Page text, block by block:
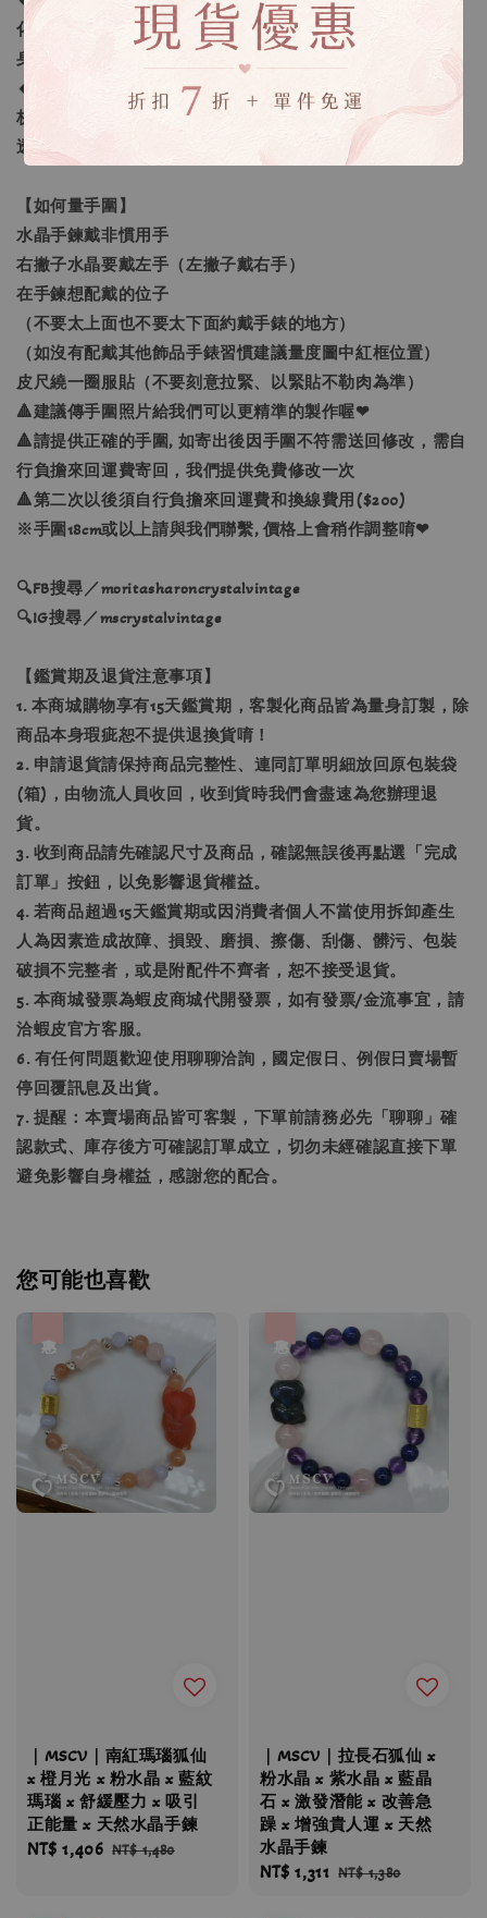
化」及「量身需求的訂做」，還有更進一步的「生命靈數量
身訂做」。
🔸生命靈數量身訂做：採預約制線上一對一諮詢，老師將解
析生命靈數讓您更了解自己，並找到需要加強的靈數空缺，
透過進一步的分析選擇真正屬於您需要的水晶喔❤
【如何量手圍】
水晶手鍊戴非慣用手
右撇子水晶要戴左手（左撇子戴右手）
在手鍊想配戴的位子
（不要太上面也不要太下面約戴手錶的地方）
（如沒有配戴其他飾品手錶習慣建議量度圖中紅框位置）
皮尺繞一圈服貼（不要刻意拉緊、以緊貼不勒肉為準）
🔺建議傳手圍照片給我們可以更精準的製作喔❤
🔺請提供正確的手圍, 如寄出後因手圍不符需送回修改，需自
行負擔來回運費寄回，我們提供免費修改一次
🔺第二次以後須自行負擔來回運費和換線費用($200)
※手圍18cm或以上請與我們聯繫, 價格上會稍作調整唷❤
🔍FB搜尋／moritasharoncrystalvintage
🔍IG搜尋／mscrystalvintage
【鑑賞期及退貨注意事項】
1. 本商城購物享有15天鑑賞期，客製化商品皆為量身訂製，除
商品本身瑕疵恕不提供退換貨唷！
2. 申請退貨請保持商品完整性、連同訂單明細放回原包裝袋
(箱)，由物流人員收回，收到貨時我們會盡速為您辦理退
貨。
3. 收到商品請先確認尺寸及商品，確認無誤後再點選「完成
訂單」按鈕，以免影響退貨權益。
4. 若商品超過15天鑑賞期或因消費者個人不當使用拆卸產生
人為因素造成故障、損毀、磨損、擦傷、刮傷、髒污、包裝
破損不完整者，或是附配件不齊者，恕不接受退貨。
5. 本商城發票為蝦皮商城代開發票，如有發票/金流事宜，請
洽蝦皮官方客服。
6. 有任何問題歡迎使用聊聊洽詢，國定假日、例假日賣場暫
停回覆訊息及出貨。
7. 提醒：本賣場商品皆可客製，下單前請務必先「聊聊」確
認款式、庫存後方可確認訂單成立，切勿未經確認直接下單
避免影響自身權益，感謝您的配合。
您可能也喜歡
｜MSCV｜南紅瑪瑙狐仙
x 橙月光 x 粉水晶 x 藍紋
瑪瑙 x 舒緩壓力 x 吸引
正能量 x 天然水晶手鍊
Sale
NT$ 1,406 Regular
NT$ 1,480
｜MSCV｜拉長石狐仙 x
粉水晶 x 紫水晶 x 藍晶
石 x 激發潛能 x 改善急
躁 x 增強貴人運 x 天然
水晶手鍊
Sale
NT$ 1,311 Regular
NT$ 1,380